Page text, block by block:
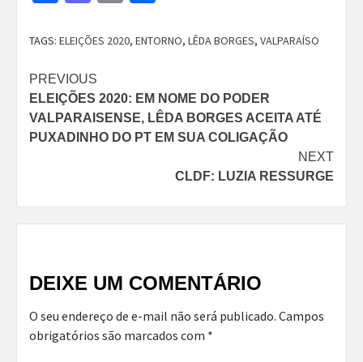
TAGS: ELEIÇÕES 2020, ENTORNO, LÊDA BORGES, VALPARAÍSO
Continue
Reading
PREVIOUS
ELEIÇÕES 2020: EM NOME DO PODER
VALPARAISENSE, LÊDA BORGES ACEITA ATÉ
PUXADINHO DO PT EM SUA COLIGAÇÃO
NEXT
CLDF: LUZIA RESSURGE
DEIXE UM COMENTÁRIO
O seu endereço de e-mail não será publicado. Campos
obrigatórios são marcados com *